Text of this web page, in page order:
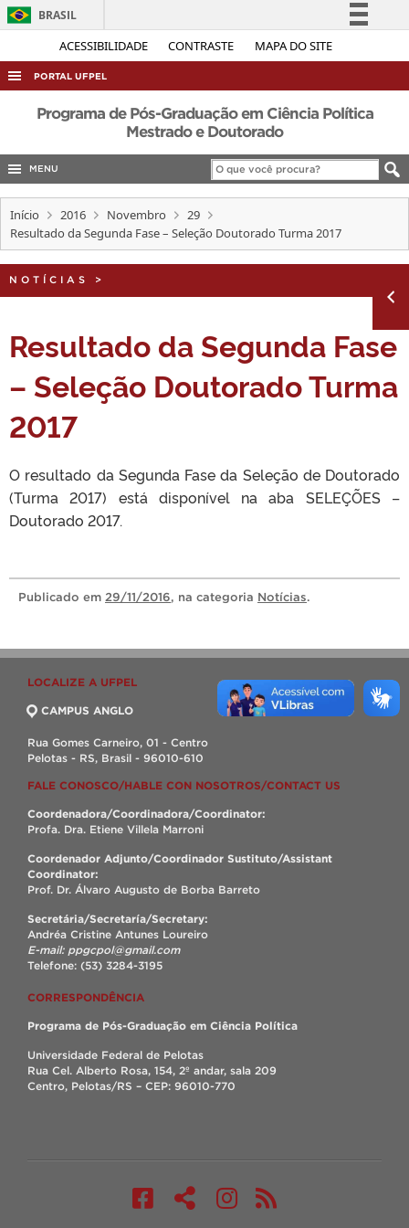
ACESSIBILIDADE CONTRASTE MAPA DO SITE
BRASIL
Simplifique!
Acesso à informação
Legislação
Canais
PORTAL UFPEL
ACESSO À INFORMAÇÃO
COBALTO
CONCURSOS
EDITAIS
INTERNACIONAL
TELEFONES
Programa de Pós-Graduação em Ciência Política
Mestrado e Doutorado
MENU
Início 2016 Novembro
29
Resultado da Segunda Fase – Seleção Doutorado Turma 2017
NOTÍCIAS >
Resultado da Segunda Fase
– Seleção Doutorado Turma
2017
O resultado da Segunda Fase da Seleção de Doutorado
(Turma 2017) está disponível na aba SELEÇÕES –
Doutorado 2017.
Publicado em 29/11/2016, na categoria Notícias.
LOCALIZE A UFPEL
CAMPUS ANGLO
Rua Gomes Carneiro, 01 - Centro
Pelotas - RS, Brasil - 96010-610
FALE CONOSCO/HABLE CON NOSOTROS/CONTACT US
Coordenadora/Coordinadora/Coordinator:
Profa. Dra. Etiene Villela Marroni
Coordenador Adjunto/Coordinador Sustituto/Assistant
Coordinator:
Prof. Dr. Álvaro Augusto de Borba Barreto
Secretária/Secretaría/Secretary:
Andréa Cristine Antunes Loureiro
E-mail: ppgcpol@gmail.com
Telefone: (53) 3284-3195
CORRESPONDÊNCIA
Programa de Pós-Graduação em Ciência Política
Universidade Federal de Pelotas
Rua Cel. Alberto Rosa, 154, 2º andar, sala 209
Centro, Pelotas/RS – CEP: 96010-770